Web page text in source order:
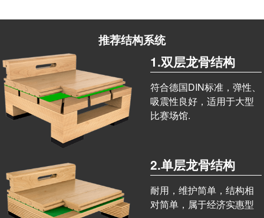
推荐结构系统
1.双层龙骨结构
符合德国DIN标准，弹性、
吸震性良好，适用于大型
比赛场馆.
2.单层龙骨结构
耐用，维护简单，结构相
对简单，属于经济实惠型